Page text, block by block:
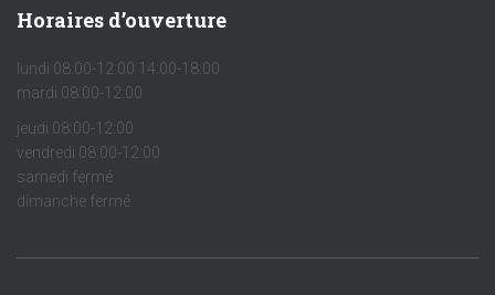
Horaires d’ouverture
lundi 08:00-12:00 14:00-18:00
mardi 08:00-12:00
jeudi 08:00-12:00
vendredi 08:00-12:00
samedi fermé
dimanche fermé